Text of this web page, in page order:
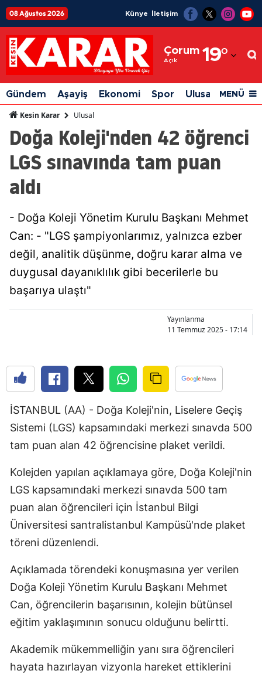
08 Ağustos 2026 Künye İletişim
Çorum
Açık 19°
Adıyaman
Afyonkarahisar
Ağrı
Amasya
Aydın
Balıkesir
Bilecik
Bitlis
Burdur
Bursa
Çankırı
Çorum
Denizli
Diyarbakır
Erzincan
Erzurum
Gaziantep
Gündem Aşayiş Ekonomi Spor Ulusal Siyaset
MENÜ
Kesin Karar Ulusal
Doğa Koleji'nden 42 öğrenci
LGS sınavında tam puan
aldı
- Doğa Koleji Yönetim Kurulu Başkanı Mehmet
Can: - "LGS şampiyonlarımız, yalnızca ezber
değil, analitik düşünme, doğru karar alma ve
duygusal dayanıklılık gibi becerilerle bu
başarıya ulaştı"
Yayınlanma
11 Temmuz 2025 - 17:14
İSTANBUL (AA) - Doğa Koleji'nin, Liselere Geçiş
Sistemi (LGS) kapsamındaki merkezi sınavda 500
tam puan alan 42 öğrencisine plaket verildi.
Kolejden yapılan açıklamaya göre, Doğa Koleji'nin
LGS kapsamındaki merkezi sınavda 500 tam
puan alan öğrencileri için İstanbul Bilgi
Üniversitesi santralistanbul Kampüsü'nde plaket
töreni düzenlendi.
Açıklamada törendeki konuşmasına yer verilen
Doğa Koleji Yönetim Kurulu Başkanı Mehmet
Can, öğrencilerin başarısının, kolejin bütünsel
eğitim yaklaşımının sonucu olduğunu belirtti.
Akademik mükemmelliğin yanı sıra öğrencileri
hayata hazırlayan vizyonla hareket ettiklerini